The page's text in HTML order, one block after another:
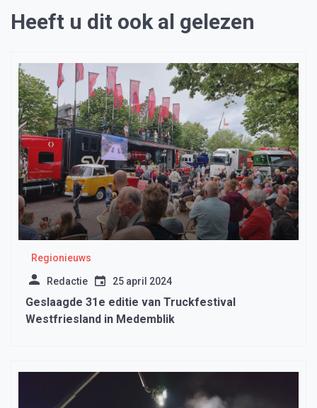
Heeft u dit ook al gelezen
Regionieuws
Redactie 25 april 2024
Geslaagde 31e editie van Truckfestival
Westfriesland in Medemblik